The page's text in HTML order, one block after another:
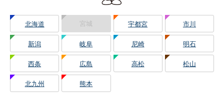
北海道 宮城 宇都宮 市川
新潟 岐阜 尼崎 明石
西条 広島 高松 松山
北九州 熊本